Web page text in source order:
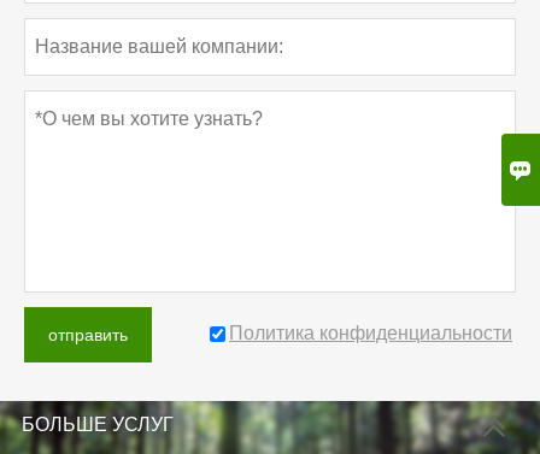
отправить Политика конфиденциальности
БОЛЬШЕ УСЛУГ
